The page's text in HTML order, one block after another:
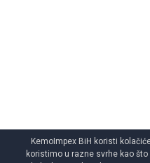
KemoImpex BiH koristi
koristimo u razne svrhe kao